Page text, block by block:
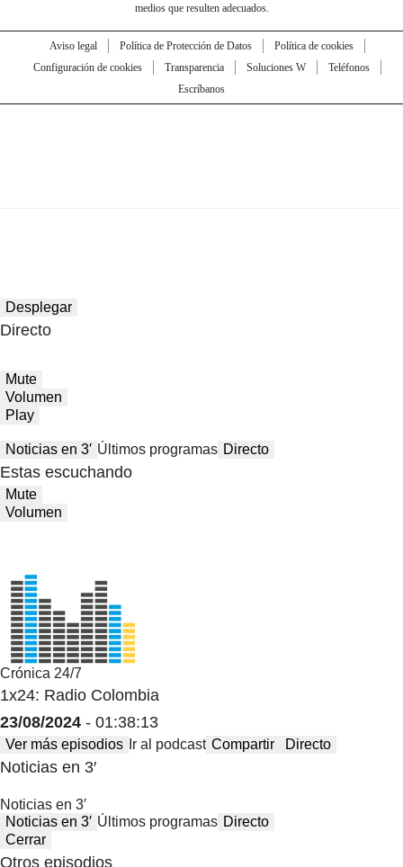
medios que resulten adecuados.
Aviso legal Política de Protección de Datos
Política de cookies
Configuración de cookies
Transparencia Soluciones W
Teléfonos
Escríbanos
Desplegar
Directo
Mute
Volumen
Play
Noticias en 3′ Últimos programas Directo
Estas escuchando
Mute
Volumen
Crónica 24/7
1x24: Radio Colombia
23/08/2024 - 01:38:13
Ver más episodios Ir al podcast Compartir Directo
Noticias en 3′
Noticias en 3′
Noticias en 3′ Últimos programas Directo
Cerrar
Otros episodios